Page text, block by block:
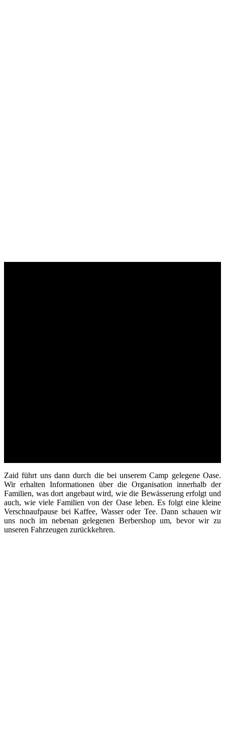
Zaid führt uns dann durch die bei unserem Camp gelegene Oase.
Wir erhalten Informationen über die Organisation innerhalb der
Familien, was dort angebaut wird, wie die Bewässerung erfolgt und
auch, wie viele Familien von der Oase leben. Es folgt eine kleine
Verschnaufpause bei Kaffee, Wasser oder Tee. Dann schauen wir
uns noch im nebenan gelegenen Berbershop um, bevor wir zu
unseren Fahrzeugen zurückkehren.